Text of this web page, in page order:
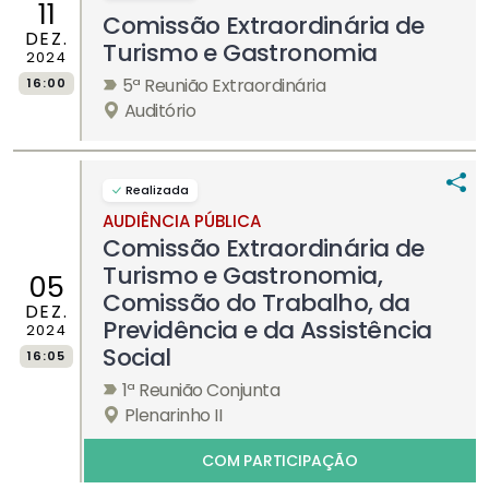
11
DEZ.
2024
16:00
Comissão Extraordinária de
Turismo e Gastronomia
5ª Reunião Extraordinária
Auditório
05
DEZ.
2024
16:05
Realizada
AUDIÊNCIA PÚBLICA
Comissão Extraordinária de
Turismo e Gastronomia,
Comissão do Trabalho, da
Previdência e da Assistência
Social
1ª Reunião Conjunta
Plenarinho II
COM PARTICIPAÇÃO